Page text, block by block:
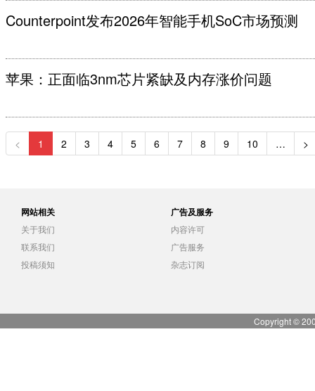
Counterpoint发布2026年智能手机SoC市场预测
苹果：正面临3nm芯片紧缺及内存涨价问题
< 1 2 3 4 5 6 7 8 9 10 … >
网站相关
关于我们
联系我们
投稿须知
广告及服务
内容许可
广告服务
杂志订阅
Copyright ©